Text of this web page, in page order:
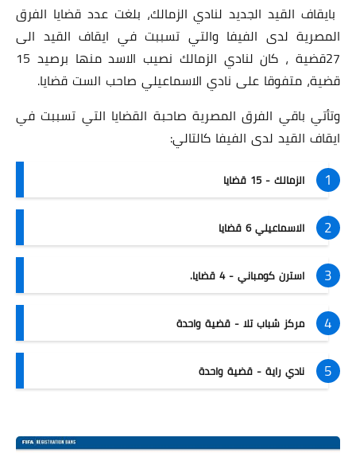
بايقاف القيد الجديد لنادي الزمالك، بلغت عدد قضايا الفرق
المصرية لدى الفيفا والتي تسببت في ايقاف القيد الى
27قضية ، كان لنادي الزمالك نصيب الاسد منها برصيد 15
قضية، متفوقا على نادي الاسماعيلي صاحب الست قضايا.
وتأتي باقي الفرق المصرية صاحبة القضايا التي تسببت في
ايقاف القيد لدى الفيفا كالتالي:
الزمالك - 15 قضايا
الاسماعيلي 6 قضايا
استرن كومباني - 4 قضايا.
مركز شباب تلا - قضية واحدة
نادي راية - قضية واحدة